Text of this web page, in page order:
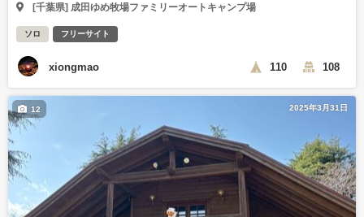
[千葉県] 成田ゆめ牧場ファミリーオートキャンプ場
ソロ フリーサイト
xiongmao 110 108
2025年3月31日
12